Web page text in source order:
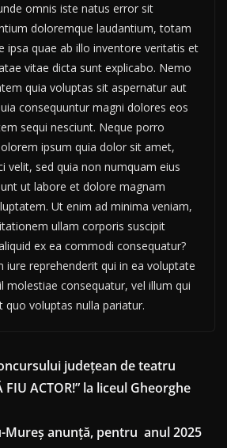
omnis iste natus error sit
doloremque laudantium, totam
ipsa quae ab illo inventore veritatis et
vitae dicta sunt explicabo. Nemo
quia voluptas sit aspernatur aut
consequuntur magni dolores eos
sequi nesciunt. Neque porro
ipsum quia dolor sit amet,
velit, sed quia non numquam eius
ut labore et dolore magnam
Ut enim ad minima veniam,
ullam corporis suscipit
ex ea commodi consequatur?
iure reprehenderit qui in ea voluptate
molestiae consequatur, vel illum qui
voluptas nulla pariatur.
județean de teatru
FIU ACTOR!” la liceul Gheorghe
Mureş anunţă, pentru anul 2025